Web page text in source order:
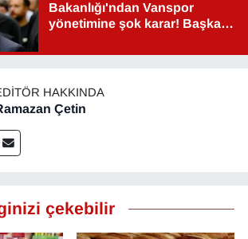
Bakanlığı'ndan Vanspor
yönetimine şok karar! Başkan
HAKKINDA
Çetin
çekebilir